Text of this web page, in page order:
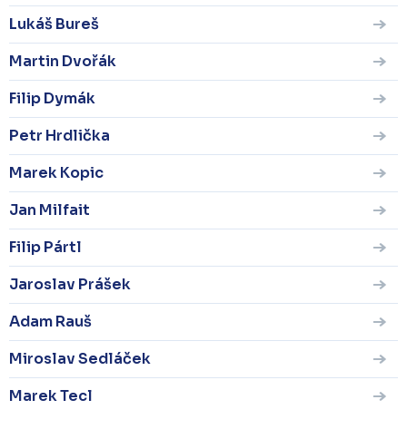
Lukáš Bureš
Martin Dvořák
Filip Dymák
Petr Hrdlička
Marek Kopic
Jan Milfait
Filip Pártl
Jaroslav Prášek
Adam Rauš
Miroslav Sedláček
Marek Tecl